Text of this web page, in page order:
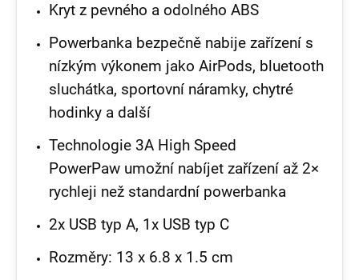
Kryt z pevného a odolného ABS
Powerbanka bezpečně nabije zařízení s
nízkým výkonem jako AirPods, bluetooth
sluchátka, sportovní náramky, chytré
hodinky a další
Technologie 3A High Speed
PowerPaw umožní nabíjet zařízení až 2×
rychleji než standardní powerbanka
2x USB typ A, 1x USB typ C
Rozměry: 13 x 6.8 x 1.5 cm